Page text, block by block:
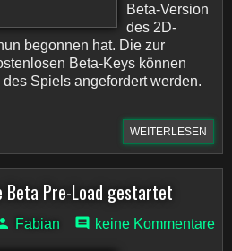
Beta-Version
des 2D-
begonnen hat. Die zur
Beta-Keys können
Spiels angefordert werden.
WEITERLESEN
Beta Pre-Load gestartet
Fabian keine Kommentare